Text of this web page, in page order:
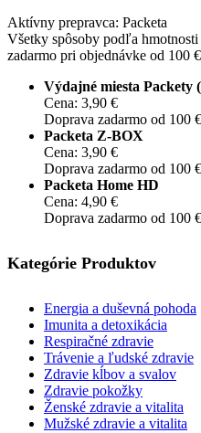
Aktívny prepravca: Packeta
Všetky spôsoby podľa
zadarmo pri objednávke od 100
Výdajné miesta Packety
Cena: 3,90 €
Doprava zadarmo od 100 €
Packeta Z-BOX
Cena: 3,90 €
Doprava zadarmo od 100 €
Packeta Home HD
Cena: 4,90 €
Doprava zadarmo od 100 €
Kategórie Produktov
Energia a duševná pohoda
Imunita a detoxikácia
Respiračné zdravie
Trávenie a ľudské zdravie
Zdravie kĺbov a svalov
Zdravie pokožky
Ženské zdravie a vitalita
Mužské zdravie a vitalita